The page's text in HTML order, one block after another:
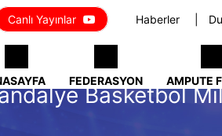
Haberler
Canlı Yayınlar
FEDERASYON AMPUTE
Basketbol